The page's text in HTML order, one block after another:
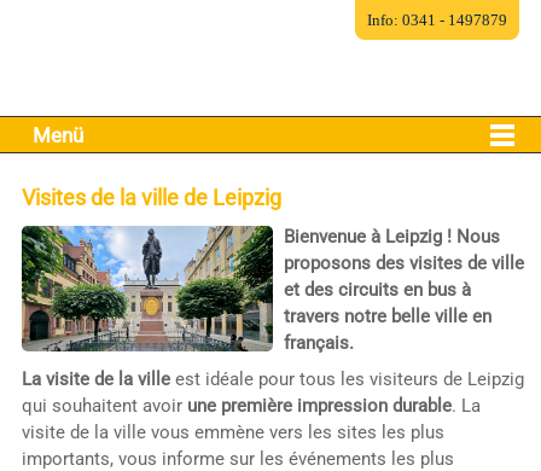
Menü
Visites de la ville de Leipzig
Bienvenue à Leipzig ! Nous
proposons des visites de ville
et des circuits en bus à
travers notre belle ville en
français.
La visite de la villeest idéale pour tous les visiteurs de Leipzig
qui souhaitent avoir une première impression durable. La
visite de la ville vous emmène vers les sites les plus
importants, vous informe sur les événements les plus
Info: 0341 - 1497879